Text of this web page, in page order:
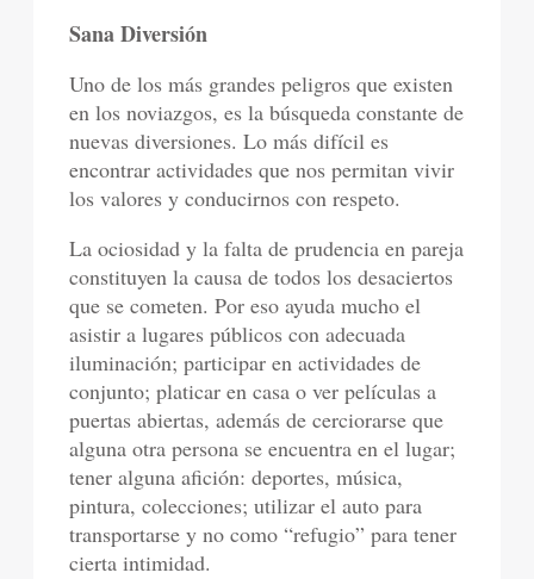
Sana Diversión
Uno de los más grandes peligros que existen
en los noviazgos, es la búsqueda constante de
nuevas diversiones. Lo más difícil es
encontrar actividades que nos permitan vivir
los valores y conducirnos con respeto.
La ociosidad y la falta de prudencia en pareja
constituyen la causa de todos los desaciertos
que se cometen. Por eso ayuda mucho el
asistir a lugares públicos con adecuada
iluminación; participar en actividades de
conjunto; platicar en casa o ver películas a
puertas abiertas, además de cerciorarse que
alguna otra persona se encuentra en el lugar;
tener alguna afición: deportes, música,
pintura, colecciones; utilizar el auto para
transportarse y no como “refugio” para tener
cierta intimidad.